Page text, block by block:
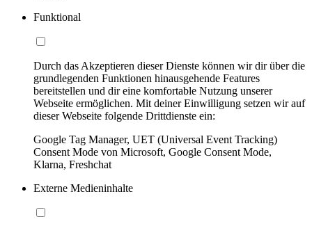
Funktional
Durch das Akzeptieren dieser Dienste können wir dir über die
grundlegenden Funktionen hinausgehende Features
bereitstellen und dir eine komfortable Nutzung unserer
Webseite ermöglichen. Mit deiner Einwilligung setzen wir auf
dieser Webseite folgende Drittdienste ein:
Google Tag Manager, UET (Universal Event Tracking)
Consent Mode von Microsoft, Google Consent Mode,
Klarna, Freshchat
Externe Medieninhalte